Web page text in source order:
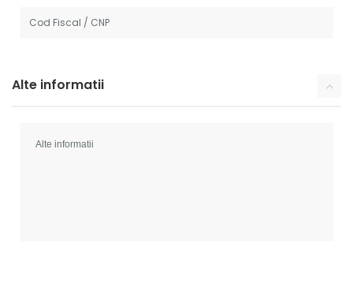
Alte informatii